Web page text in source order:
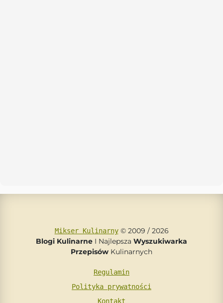
Mikser Kulinarny© 2009 / 2026
Blogi Kulinarne I Najlepsza Wyszukiwarka
Przepisów Kulinarnych
Regulamin
Polityka prywatności
Kontakt